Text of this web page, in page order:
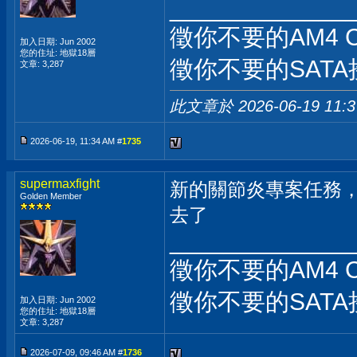
加入日期: Jun 2002
您的住址: 地獄18層
文章: 3,287
徵你不要的AM4
徵你不要的
此文章於 2026-06-19
2026-06-19, 11:34 AM #1735
supermaxfight
Golden Member
加入日期: Jun 2002
您的住址: 地獄18層
文章: 3,287
新的關節炎專案任務
去了
徵你不要的AM4
徵你不要的
2026-07-09, 09:46 AM #1736